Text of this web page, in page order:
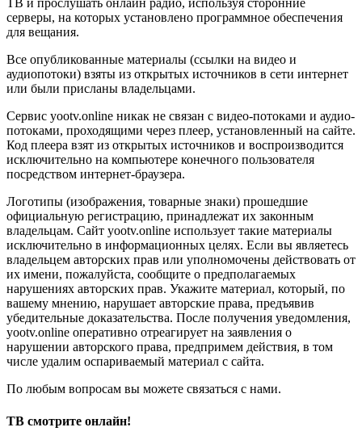
ТВ и прослушать онлайн радио, используя сторонние
серверы, на которых установлено программное обеспечения
для вещания.
Все опубликованные материалы (ссылки на видео и
аудиопотоки) взяты из открытых источников в сети интернет
или были присланы владельцами.
Сервис yootv.online никак не связан с видео-потоками и аудио-
потоками, проходящими через плеер, установленный на сайте.
Код плеера взят из открытых источников и воспроизводится
исключительно на компьютере конечного пользователя
посредством интернет-браузера.
Логотипы (изображения, товарные знаки) прошедшие
официальную регистрацию, принадлежат их законным
владельцам. Сайт yootv.online использует такие материалы
исключительно в информационных целях. Если вы являетесь
владельцем авторских прав или уполномочены действовать от
их имени, пожалуйста, сообщите о предполагаемых
нарушениях авторских прав. Укажите материал, который, по
вашему мнению, нарушает авторские права, предъявив
убедительные доказательства. После получения уведомления,
yootv.online оперативно отреагирует на заявления о
нарушении авторского права, предпримем действия, в том
числе удалим оспариваемый материал с сайта.
По любым вопросам вы можете связаться с нами.
ТВ смотрите онлайн!